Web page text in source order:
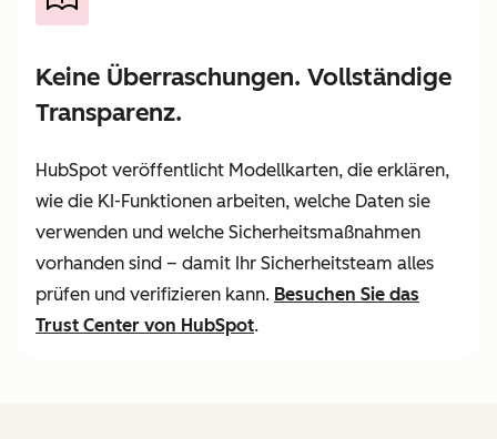
Keine Überraschungen. Vollständige
Transparenz.
HubSpot veröffentlicht Modellkarten, die erklären,
wie die KI-Funktionen arbeiten, welche Daten sie
verwenden und welche Sicherheitsmaßnahmen
vorhanden sind – damit Ihr Sicherheitsteam alles
prüfen und verifizieren kann. Besuchen Sie das
Trust Center von HubSpot.